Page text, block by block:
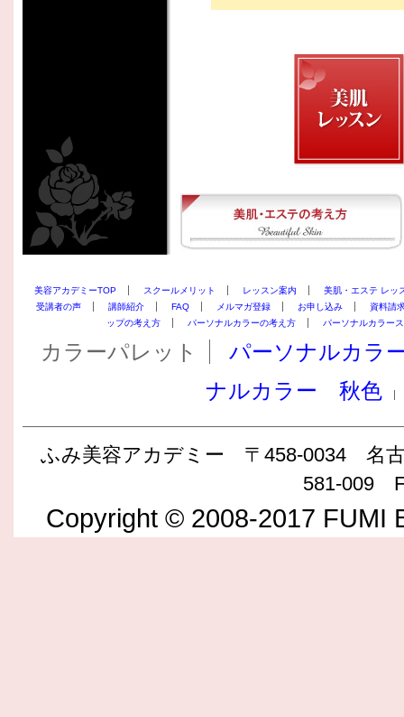
美容アカデミーTOP スクールメリット レッスン案内
美肌・エステ レッ
受講者の声
講師紹介 FAQ メルマガ登録 お申し込み
資料請
ップの考え方
パーソナルカラーの考え方 パーソナルカラー
カラーパレット
パーソナルカラ
ナルカラー 秋色
ふみ美容アカデミー 〒458-0034 名
581-009
Copyright © 2008-2017 FUMI